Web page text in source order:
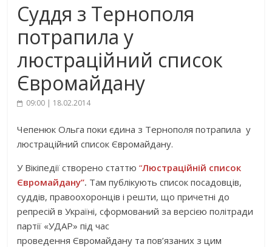
Суддя з Тернополя
потрапила у
люстраційний список
Євромайдану
09:00 | 18.02.2014
Чепенюк Ольга поки єдина з Тернополя потрапила у
люстраційний список Євромайдану.
У Вікіпедії створено статтю“Люстраційній список
Євромайдану”. Там публікують список посадовців,
суддів, правоохоронців і решти, що причетні до
репресій в Україні, сформований за версією політради
партії «УДАР» під час
проведення Євромайдану та пов’язаних з цим